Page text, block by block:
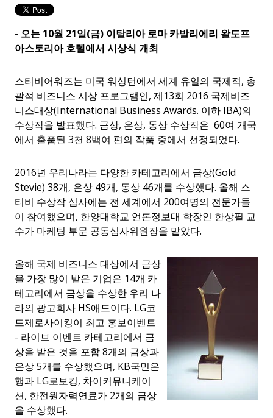
- 오는 10월 21일(금) 이탈리아 로마 카발리에리 왈도프
아스토리아 호텔에서 시상식 개최
스티비어워즈는 미국 워싱턴에서 세계 유일의 국제적, 총
괄적 비즈니스 시상 프로그램인, 제13회 2016 국제비즈
니스대상(International Business Awards. 이하 IBA)의
수상작을 발표했다. 금상, 은상, 동상 수상작은 60여 개국
에서 출품된 3천 8백여 편의 작품 중에서 선정되었다.
2016년 우리나라는 다양한 카테고리에서 금상(Gold
Stevie) 38개, 은상 49개, 동상 46개를 수상했다. 올해 스
티비 수상작 심사에는 전 세계에서 200여명의 전문가들
이 참여했으며, 한양대학교 언론정보대 학장인 한상필 교
수가 마케팅 부문 공동심사위원장을 맡았다.
올해 국제 비즈니스 대상에서 금상
을 가장 많이 받은 기업은 14개 카
테고리에서 금상을 수상한 우리 나
라의 광고회사 HS애드이다. LG코
드제로사이킹이 최고 홍보이벤트
- 라이브 이벤트 카테고리에서 금
상을 받은 것을 포함8개의 금상과
은상5개를 수상했으며, KB국민은
행과 LG로보킹, 차이커뮤니케이
션, 한전원자력연료가 2개의 금상
을 수상했다.